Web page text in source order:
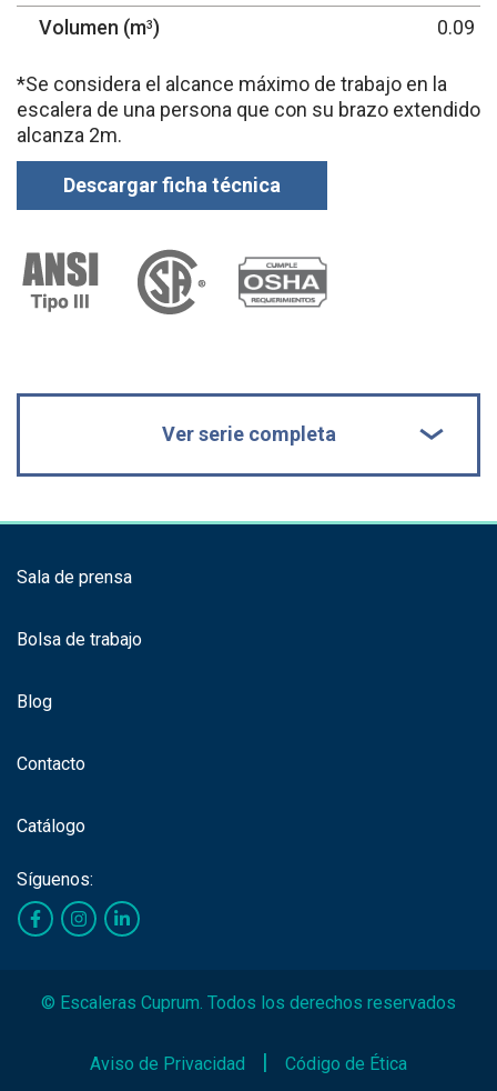
Volumen (m3) 0.09
*Se considera el alcance máximo de trabajo en la
escalera de una persona que con su brazo extendido
alcanza 2m.
Descargar ficha técnica
Ver serie completa
Sala de prensa
Bolsa de trabajo
Blog
Contacto
Catálogo
Síguenos:
© Escaleras Cuprum. Todos los derechos reservados
Aviso de Privacidad | Código de Ética